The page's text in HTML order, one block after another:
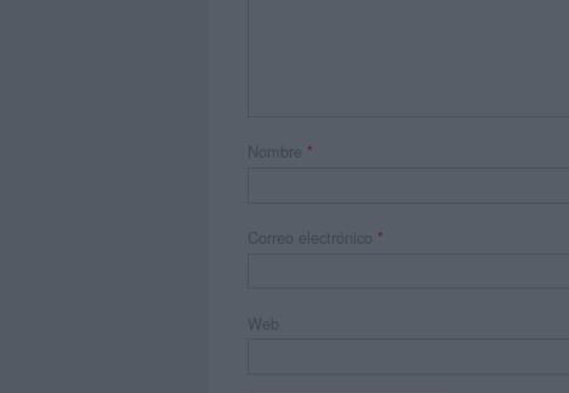
Nombre *
Correo electrónico *
Web